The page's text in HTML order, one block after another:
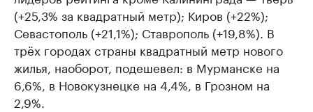
(+25,3% за квадратный метр); Киров (+22%);
Севастополь (+21,1%); Ставрополь (+19,8%). В
трёх городах страны квадратный метр нового
жилья, наоборот, подешевел: в Мурманске на
6,6%, в Новокузнецке на 4,4%, в Грозном на
2,9%.